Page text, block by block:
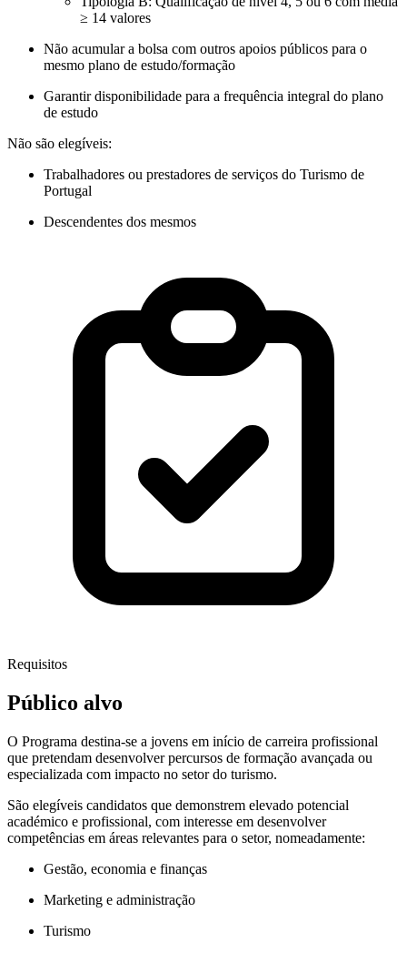
≥ 14 valores
Não acumular a bolsa com outros apoios públicos para o
mesmo plano de estudo/formação
Garantir disponibilidade para a frequência integral do plano
de estudo
Não são elegíveis:
Trabalhadores ou prestadores de serviços do Turismo de
Portugal
Descendentes dos mesmos
Requisitos
Público alvo
O Programa destina-se a jovens em início de carreira profissional
que pretendam desenvolver percursos de formação avançada ou
especializada com impacto no setor do turismo.
São elegíveis candidatos que demonstrem elevado potencial
académico e profissional, com interesse em desenvolver
competências em áreas relevantes para o setor, nomeadamente:
Gestão, economia e finanças
Marketing e administração
Turismo